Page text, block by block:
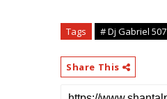
Tags # Dj Gabriel 507
Share This